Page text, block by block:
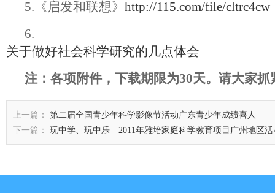
5.《启发和联想》 http://115.com/file/cltrc4cw
6.
关于做好社会科学研究的几点体会
注：各项附件，下载期限为30天。请大家抓
上一篇：
第二届全国青少年科学影像节活动广东青少年成绩喜人
下一篇：
玩中学、玩中乐—2011年雅培家庭科学教育项目广州地区活